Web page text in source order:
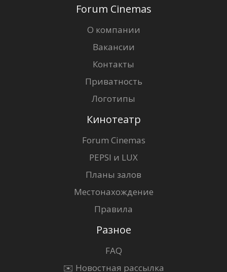
Forum Cinemas
О компании
Вакансии
Контакты
Приватность
Логотипы
Кинотеатр
Forum Cinemas
PEPSI и LUX
Планы залов
Местонахождение
Правила
Разное
FAQ
✉️ Новостная рассылка